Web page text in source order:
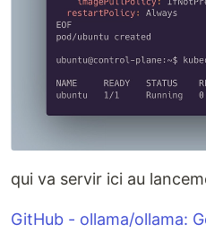
qui va servir ici au
GitHub - ollama/ollama: